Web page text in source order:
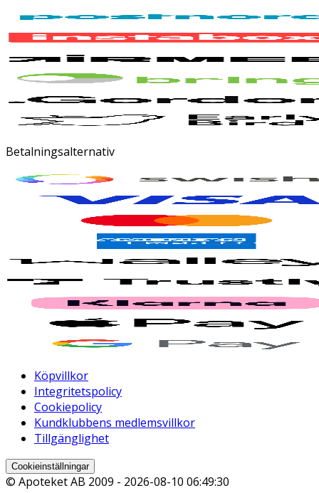
Betalningsalternativ
Köpvillkor
Integritetspolicy
Cookiepolicy
Kundklubbens medlemsvillkor
Tillgänglighet
Cookieinställningar
© Apoteket AB 2009 - 2026-08-10 06:49:30